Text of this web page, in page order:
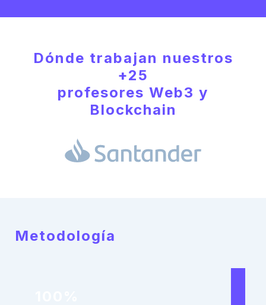
Dónde trabajan nuestros
+25
profesores Web3 y
Blockchain
Metodología